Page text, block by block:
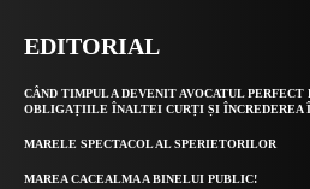
EDITORIAL
CÂND TIMPUL A DEVENIT AVOCATUL PERFECT
OBLIGAȚIILE ÎNALTEI CURȚI ȘI ÎNCREDEREA
MARELE SPECTACOL AL SPERIETORILOR
MAREA CACEALMA A BINELUI PUBLIC!